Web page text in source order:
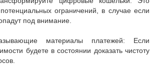
ограничений, в случае если
под внимание.
материалы платежей: Если
будете в состоянии доказать чистоту